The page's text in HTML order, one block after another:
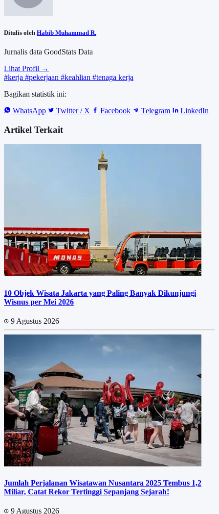
Ditulis oleh Habib Muhammad R.
Jurnalis data GoodStats Data
Lihat Profil →
#kerja #pekerjaan #keahlian #tenaga kerja
Bagikan statistik ini:
WhatsApp
Twitter / X Facebook Telegram LinkedIn
Artikel Terkait
10 Objek Wisata Jakarta yang Paling Banyak Dikunjungi
Wisnus per Mei 2026
9 Agustus 2026
Jumlah Perjalanan Wisatawan Nusantara 2025 Tembus 1,2
Miliar, Catat Rekor Tertinggi Sepanjang Sejarah!
9 Agustus 2026